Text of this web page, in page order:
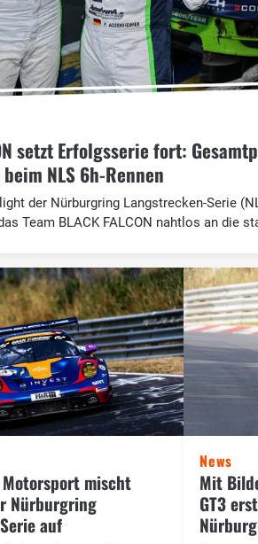
setzt Erfolgsserie fort:
NLS 6h-Rennen
der Nürburgring Langstrecken-Serie
Team BLACK FALCON nahtlos an die
mischt
Nürburgring
auf
News
Mit
GT3